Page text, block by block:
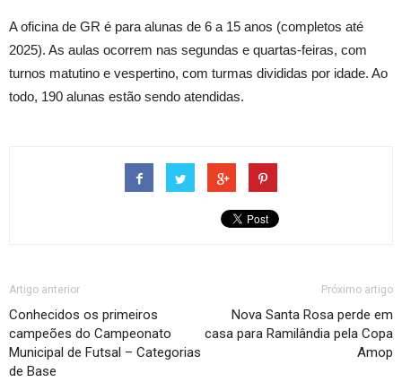
A oficina de GR é para alunas de 6 a 15 anos (completos até
2025). As aulas ocorrem nas segundas e quartas-feiras, com
turnos matutino e vespertino, com turmas divididas por idade. Ao
todo, 190 alunas estão sendo atendidas.
Artigo anterior
Conhecidos os primeiros
campeões do Campeonato
Municipal de Futsal – Categorias
de Base
Próximo artigo
Nova Santa Rosa perde em
casa para Ramilândia pela Copa
Amop